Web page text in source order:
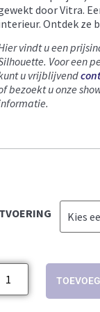
door Vitra.
Ontdek ze
vindt u een
Voor een
u vrijblijvend
bezoekt u onze